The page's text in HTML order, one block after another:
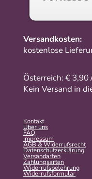
Versandkosten:
kostenlose
Österreich: € 3,90
Kein Versand in
Kontakt
Über uns
FAQ
Impressum
AGB & Widerrufsrecht
Datenschutzerklärung
Versandarten
Zahlungsarten
Widerrufsbelehrung
Widerrufs­formular